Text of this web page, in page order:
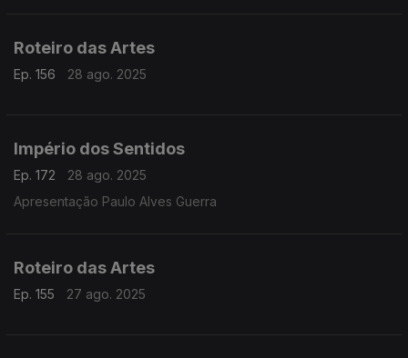
Roteiro das Artes
Ep. 156 28 ago. 2025
Império dos Sentidos
Ep. 172
28 ago. 2025
Apresentação Paulo Alves Guerra
Roteiro das Artes
Ep. 155 27 ago. 2025